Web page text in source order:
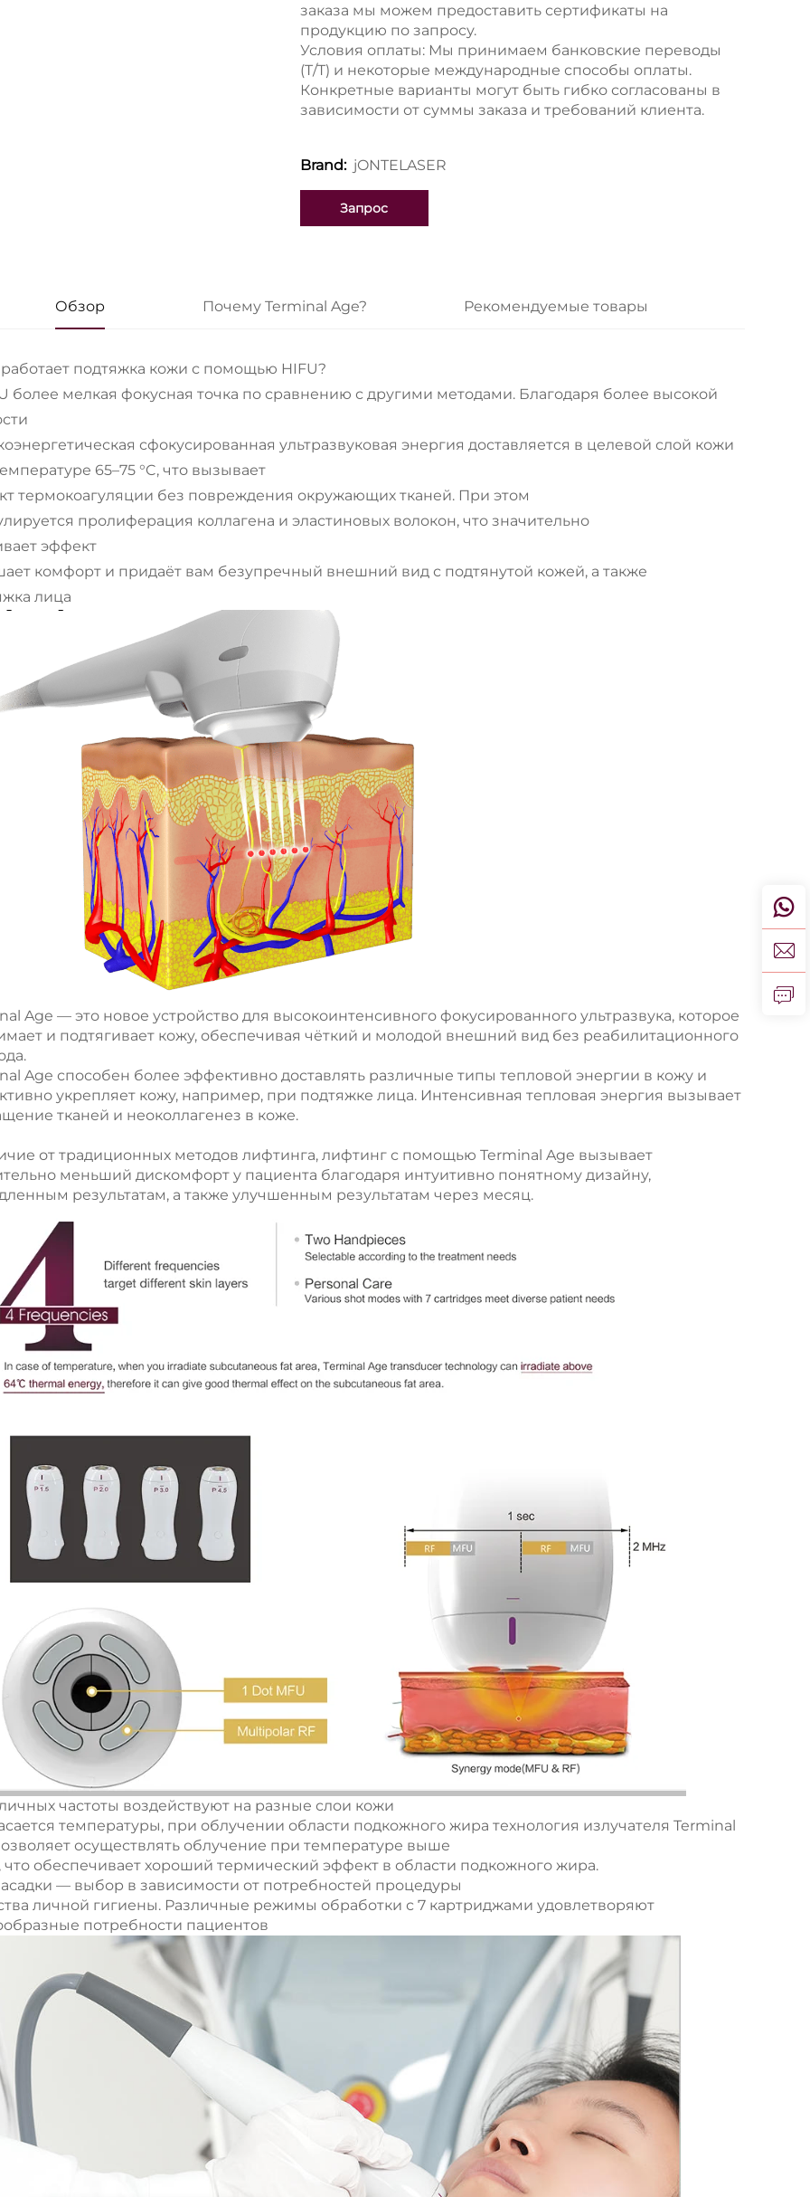
заказа мы можем предоставить сертификаты на
продукцию по запросу.
Условия оплаты: Мы принимаем банковские переводы
(T/T) и некоторые международные способы оплаты.
Конкретные варианты могут быть гибко согласованы в
зависимости от суммы заказа и требований клиента.
Brand: jONTELASER
Запрос
Обзор Почему Terminal Age? Рекомендуемые товары
подтяжка кожи с помощью HIFU?
более мелкая фокусная точка по сравнению с другими методами. Благодаря более высокой
сфокусированная ультразвуковая энергия доставляется в целевой слой кожи
65–75 °C, что вызывает
термокоагуляции без повреждения окружающих тканей. При этом
пролиферация коллагена и эластиновых волокон, что значительно
эффект
комфорт и придаёт вам безупречный внешний вид с подтянутой кожей, а также
лица
Age — это новое устройство для высокоинтенсивного фокусированного ультразвука, которое
и подтягивает кожу, обеспечивая чёткий и молодой внешний вид без реабилитационного
Age способен более эффективно доставлять различные типы тепловой энергии в кожу и
укрепляет кожу, например, при подтяжке лица. Интенсивная тепловая энергия вызывает
тканей и неоколлагенез в коже.
от традиционных методов лифтинга, лифтинг с помощью Terminal Age вызывает
меньший дискомфорт у пациента благодаря интуитивно понятному дизайну,
результатам, а также улучшенным результатам через месяц.
частоты воздействуют на разные слои кожи
температуры, при облучении области подкожного жира технология излучателя Terminal
осуществлять облучение при температуре выше
что обеспечивает хороший термический эффект в области подкожного жира.
— выбор в зависимости от потребностей процедуры
личной гигиены. Различные режимы обработки с 7 картриджами удовлетворяют
потребности пациентов